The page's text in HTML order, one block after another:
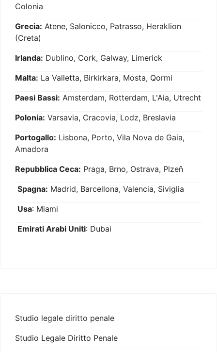
Colonia
Grecia: Atene, Salonicco, Patrasso, Heraklion
(Creta)
Irlanda: Dublino, Cork, Galway, Limerick
Malta: La Valletta, Birkirkara, Mosta, Qormi
Paesi Bassi: Amsterdam, Rotterdam, L'Aia, Utrecht
Polonia: Varsavia, Cracovia, Lodz, Breslavia
Portogallo: Lisbona, Porto, Vila Nova de Gaia,
Amadora
Repubblica Ceca: Praga, Brno, Ostrava, Plzeň
Spagna: Madrid, Barcellona, Valencia, Siviglia
Usa: Miami
Emirati Arabi Uniti: Dubai
Studio legale diritto penale
Studio Legale Diritto Penale